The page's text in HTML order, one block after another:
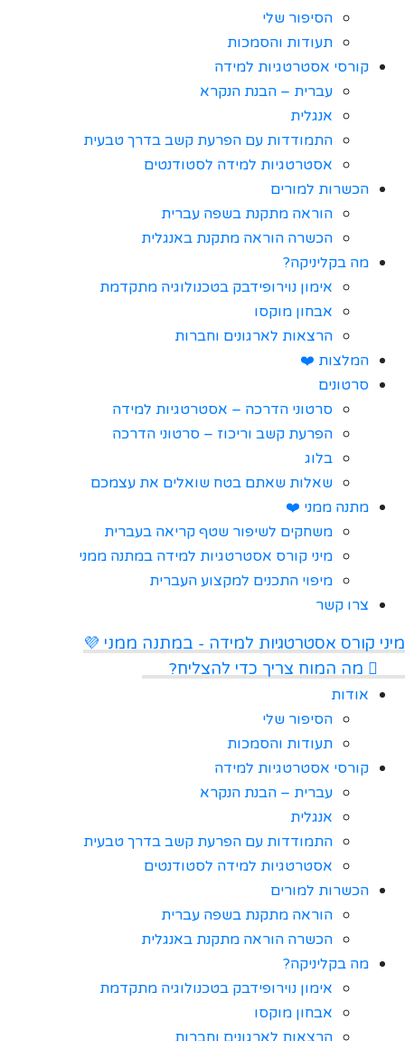
הסיפור שלי
תעודות והסמכות
קורסי אסטרטגיות למידה
עברית – הבנת הנקרא
אנגלית
התמודדות עם הפרעת קשב בדרך טבעית
אסטרטגיות למידה לסטודנטים
הכשרות למורים
הוראה מתקנת בשפה עברית
הכשרה הוראה מתקנת באנגלית
מה בקליניקה?
אימון נוירופידבק בטכנולוגיה מתקדמת
אבחון מוקסו
הרצאות לארגונים וחברות
המלצות ❤️
סרטונים
סרטוני הדרכה – אסטרטגיות למידה
הפרעת קשב וריכוז – סרטוני הדרכה
בלוג
שאלות שאתם בטח שואלים את עצמכם
מתנה ממני ❤️
משחקים לשיפור שטף קריאה בעברית
מיני קורס אסטרטגיות למידה במתנה ממני
מיפוי התכנים למקצוע העברית
צרו קשר
מיני קורס אסטרטגיות למידה - במתנה ממני 💜
מה המוח צריך כדי להצליח?
אודות
הסיפור שלי
תעודות והסמכות
קורסי אסטרטגיות למידה
עברית – הבנת הנקרא
אנגלית
התמודדות עם הפרעת קשב בדרך טבעית
אסטרטגיות למידה לסטודנטים
הכשרות למורים
הוראה מתקנת בשפה עברית
הכשרה הוראה מתקנת באנגלית
מה בקליניקה?
אימון נוירופידבק בטכנולוגיה מתקדמת
אבחון מוקסו
הרצאות לארגונים וחברות